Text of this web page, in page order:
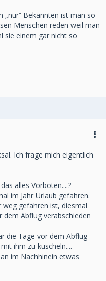
„nur“ Bekannten ist man so
Menschen reden weil man
sie einem gar nicht so
Ich frage mich eigentlich
alles Vorboten....?
im Jahr Urlaub gefahren.
gefahren ist, diesmal
Abflug verabschieden
die Tage vor dem Abflug
ihm zu kuscheln....
im Nachhinein etwas